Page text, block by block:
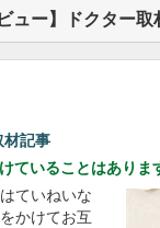
ュー】ドクター取
材記事
ていることはありま
ていねいな
かけてお互